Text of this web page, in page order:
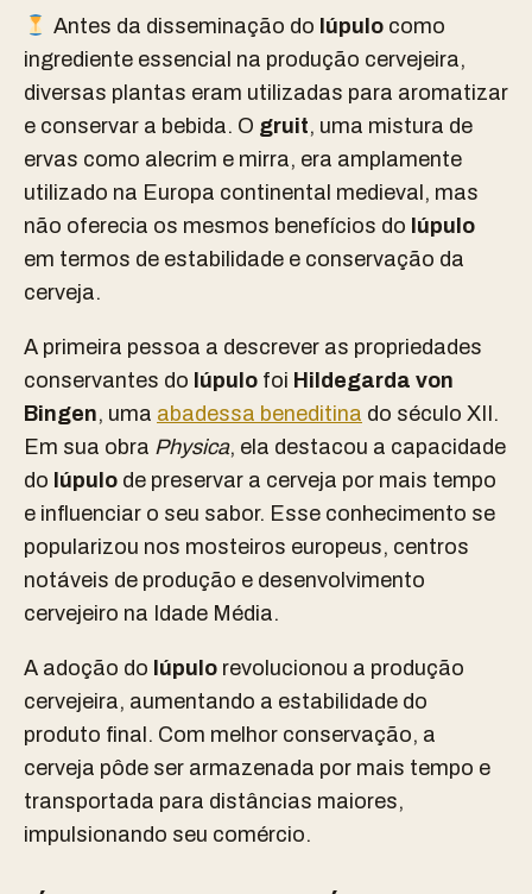
Antes da disseminação do lúpulocomo
ingrediente essencial na produção cervejeira,
diversas plantas eram utilizadas para aromatizar
e conservar a bebida. O gruit, uma mistura de
ervas como alecrim e mirra, era amplamente
utilizado na Europa continental medieval, mas
não oferecia os mesmos benefícios do lúpulo
em termos de estabilidade e conservação da
cerveja.
A primeira pessoa a descrever as propriedades
conservantes do lúpulo foi Hildegarda von
Bingen, uma abadessa beneditina do século XII.
Em sua obra Physica, ela destacou a capacidade
do lúpulo de preservar a cerveja por mais tempo
e influenciar o seu sabor. Esse conhecimento se
popularizou nos mosteiros europeus, centros
notáveis de produção e desenvolvimento
cervejeiro na Idade Média.
A adoção do lúpulo revolucionou a produção
cervejeira, aumentando a estabilidade do
produto final. Com melhor conservação, a
cerveja pôde ser armazenada por mais tempo e
transportada para distâncias maiores,
impulsionando seu comércio.